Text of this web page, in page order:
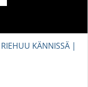
KÄNNISSÄ |